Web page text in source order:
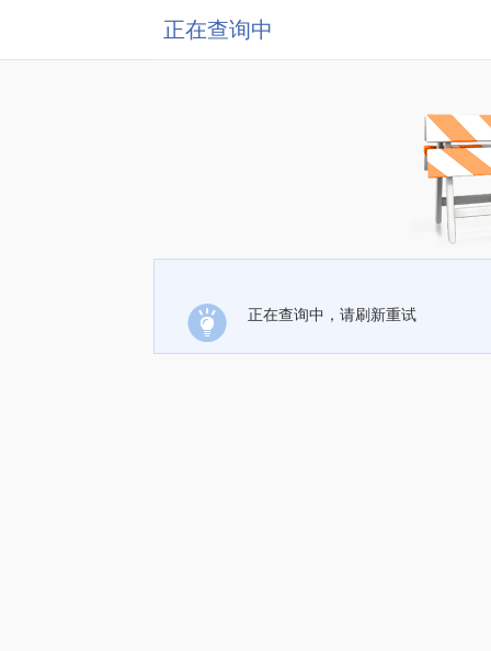
正在查询中
正在查询中，请刷新重试